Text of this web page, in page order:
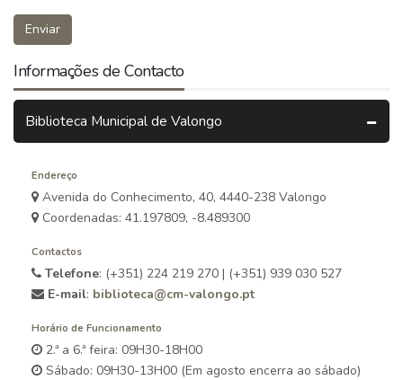
Enviar
Informações de Contacto
Biblioteca Municipal de Valongo
Endereço
Avenida do Conhecimento, 40, 4440-238 Valongo
Coordenadas: 41.197809, -8.489300
Contactos
Telefone: (+351) 224 219 270 | (+351) 939 030 527
E-mail: biblioteca@cm-valongo.pt
Horário de Funcionamento
2.ª a 6.ª feira: 09H30-18H00
Sábado: 09H30-13H00 (Em agosto encerra ao sábado)